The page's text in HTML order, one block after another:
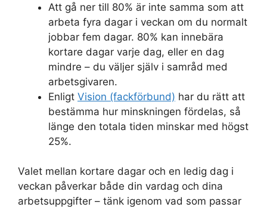
Att gå ner till 80% är inte samma som att
arbeta fyra dagar i veckan om du normalt
jobbar fem dagar. 80% kan innebära
kortare dagar varje dag, eller en dag
mindre – du väljer själv i samråd med
arbetsgivaren.
Enligt Vision (fackförbund) har du rätt att
bestämma hur minskningen fördelas, så
länge den totala tiden minskar med högst
25%.
Valet mellan kortare dagar och en ledig dag i
veckan påverkar både din vardag och dina
arbetsuppgifter – tänk igenom vad som passar